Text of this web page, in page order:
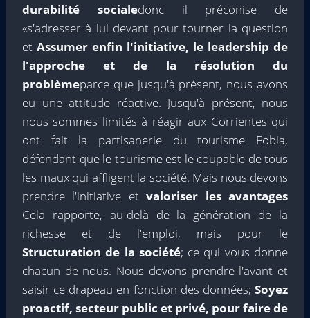
durabilité socialedonc il préconise de
«s'adresser à lui devant pour tourner la question
et Assumer enfin l'initiative, le leadership de
l'approche et de la résolution du
problèmeparce que jusqu'à présent, nous avons
eu une attitude réactive. Jusqu'à présent, nous
nous sommes limités à réagir aux Corrientes qui
ont fait la partisanerie du tourisme Fobia,
défendant que le tourisme est le coupable de tous
les maux qui affligent la société. Mais nous devons
prendre l'initiative etvaloriser les avantages
Cela rapporte, au-delà de la génération de la
richesse et de l'emploi, mais pour le
Structuration de la société; ce qui vous donne
chacun de nous. Nous devons prendre l'avant et
saisir ce drapeau en fonction des données; Soyez
proactif, secteur public et privé, pour faire de